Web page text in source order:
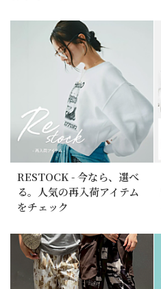
RESTOCK - 今なら、選べ
る。人気の再入荷アイテム
をチェック